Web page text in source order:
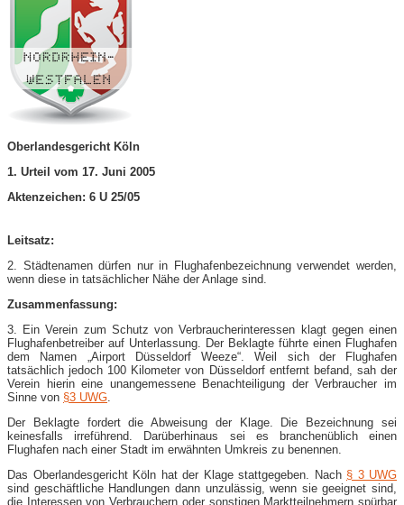
Oberlandesgericht Köln
1. Urteil vom 17. Juni 2005
Aktenzeichen: 6 U 25/05
Leitsatz:
2. Städtenamen dürfen nur in Flughafenbezeichnung verwendet werden,
wenn diese in tatsächlicher Nähe der Anlage sind.
Zusammenfassung:
3. Ein Verein zum Schutz von Verbraucherinteressen klagt gegen einen
Flughafenbetreiber auf Unterlassung. Der Beklagte führte einen Flughafen
dem Namen „Airport Düsseldorf Weeze“. Weil sich der Flughafen
tatsächlich jedoch 100 Kilometer von Düsseldorf entfernt befand, sah der
Verein hierin eine unangemessene Benachteiligung der Verbraucher im
Sinne von §3 UWG
Der Beklagte fordert die Abweisung der Klage. Die Bezeichnung sei
keinesfalls irreführend. Darüberhinaus sei es branchenüblich einen
Flughafen nach einer Stadt im erwähnten Umkreis zu benennen.
Das Oberlandesgericht Köln hat der Klage stattgegeben. Nach § 3 UWG
sind geschäftliche Handlungen dann unzulässig, wenn sie geeignet sind,
die Interessen von Verbrauchern oder sonstigen Marktteilnehmern spürbar